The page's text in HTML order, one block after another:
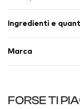
Ingredienti e
Marca
FORSE TI